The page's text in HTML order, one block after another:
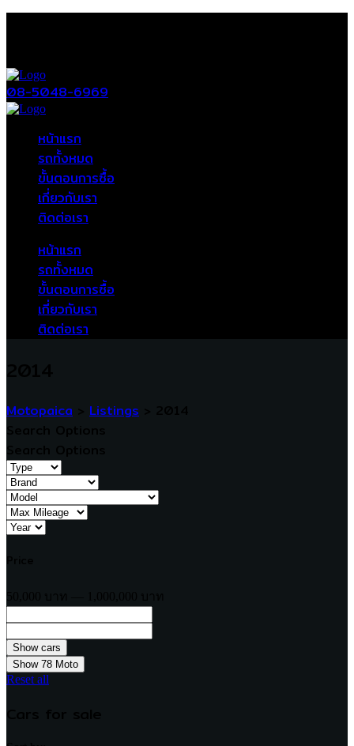
08-5048-6969
หน้าแรก
รถทั้งหมด
ขั้นตอนการซื้อ
เกี่ยวกับเรา
ติดต่อเรา
หน้าแรก
รถทั้งหมด
ขั้นตอนการซื้อ
เกี่ยวกับเรา
ติดต่อเรา
Motopaica Listings
Show 78 Moto
Reset all